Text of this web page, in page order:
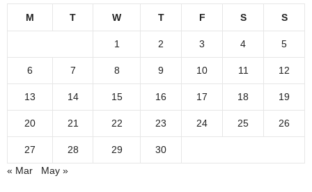
M T W T F S S
1 2 3 4 5
6 7 8 9 10 11 12
13 14 15 16 17 18 19
20 21 22 23 24 25 26
27 28 29
30
« Mar
May »